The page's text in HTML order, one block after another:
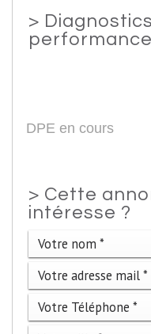
>
DPE en cours
> Cette
intéresse ?